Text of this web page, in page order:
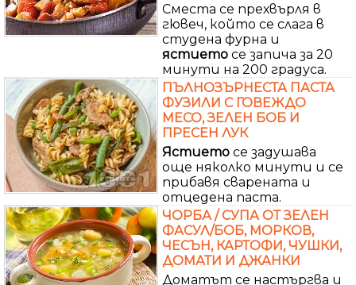
Сместа се прехвърля в
гювеч, който се слага в
студена фурна и
ястието се запича за 20
минути на 200 градуса.
ПЪЛНОЗЪРНЕСТА ПАСТА
ФУЗИЛИ С ГОВЕЖДО
МЕСО, ЗЕЛЕН БОБ И
ПРЕСЕН ЛУК
Ястието се задушава
още няколко минути и се
прибавя сварената и
отцедена паста.
ЧОРБА / СУПА ОТ ЗЕЛЕН
ФАСУЛ/БОБ, МОРКОВ,
ЧЕСЪН, КАРТОФИ, ЧУШКИ,
ДОМАТИ И ДЖАНКИ
Доматът се настъргва и